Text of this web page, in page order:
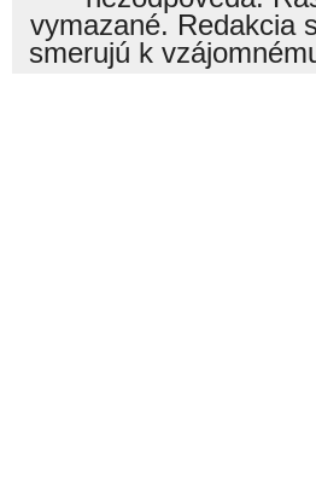
vymazané. Redakcia
smerujú k